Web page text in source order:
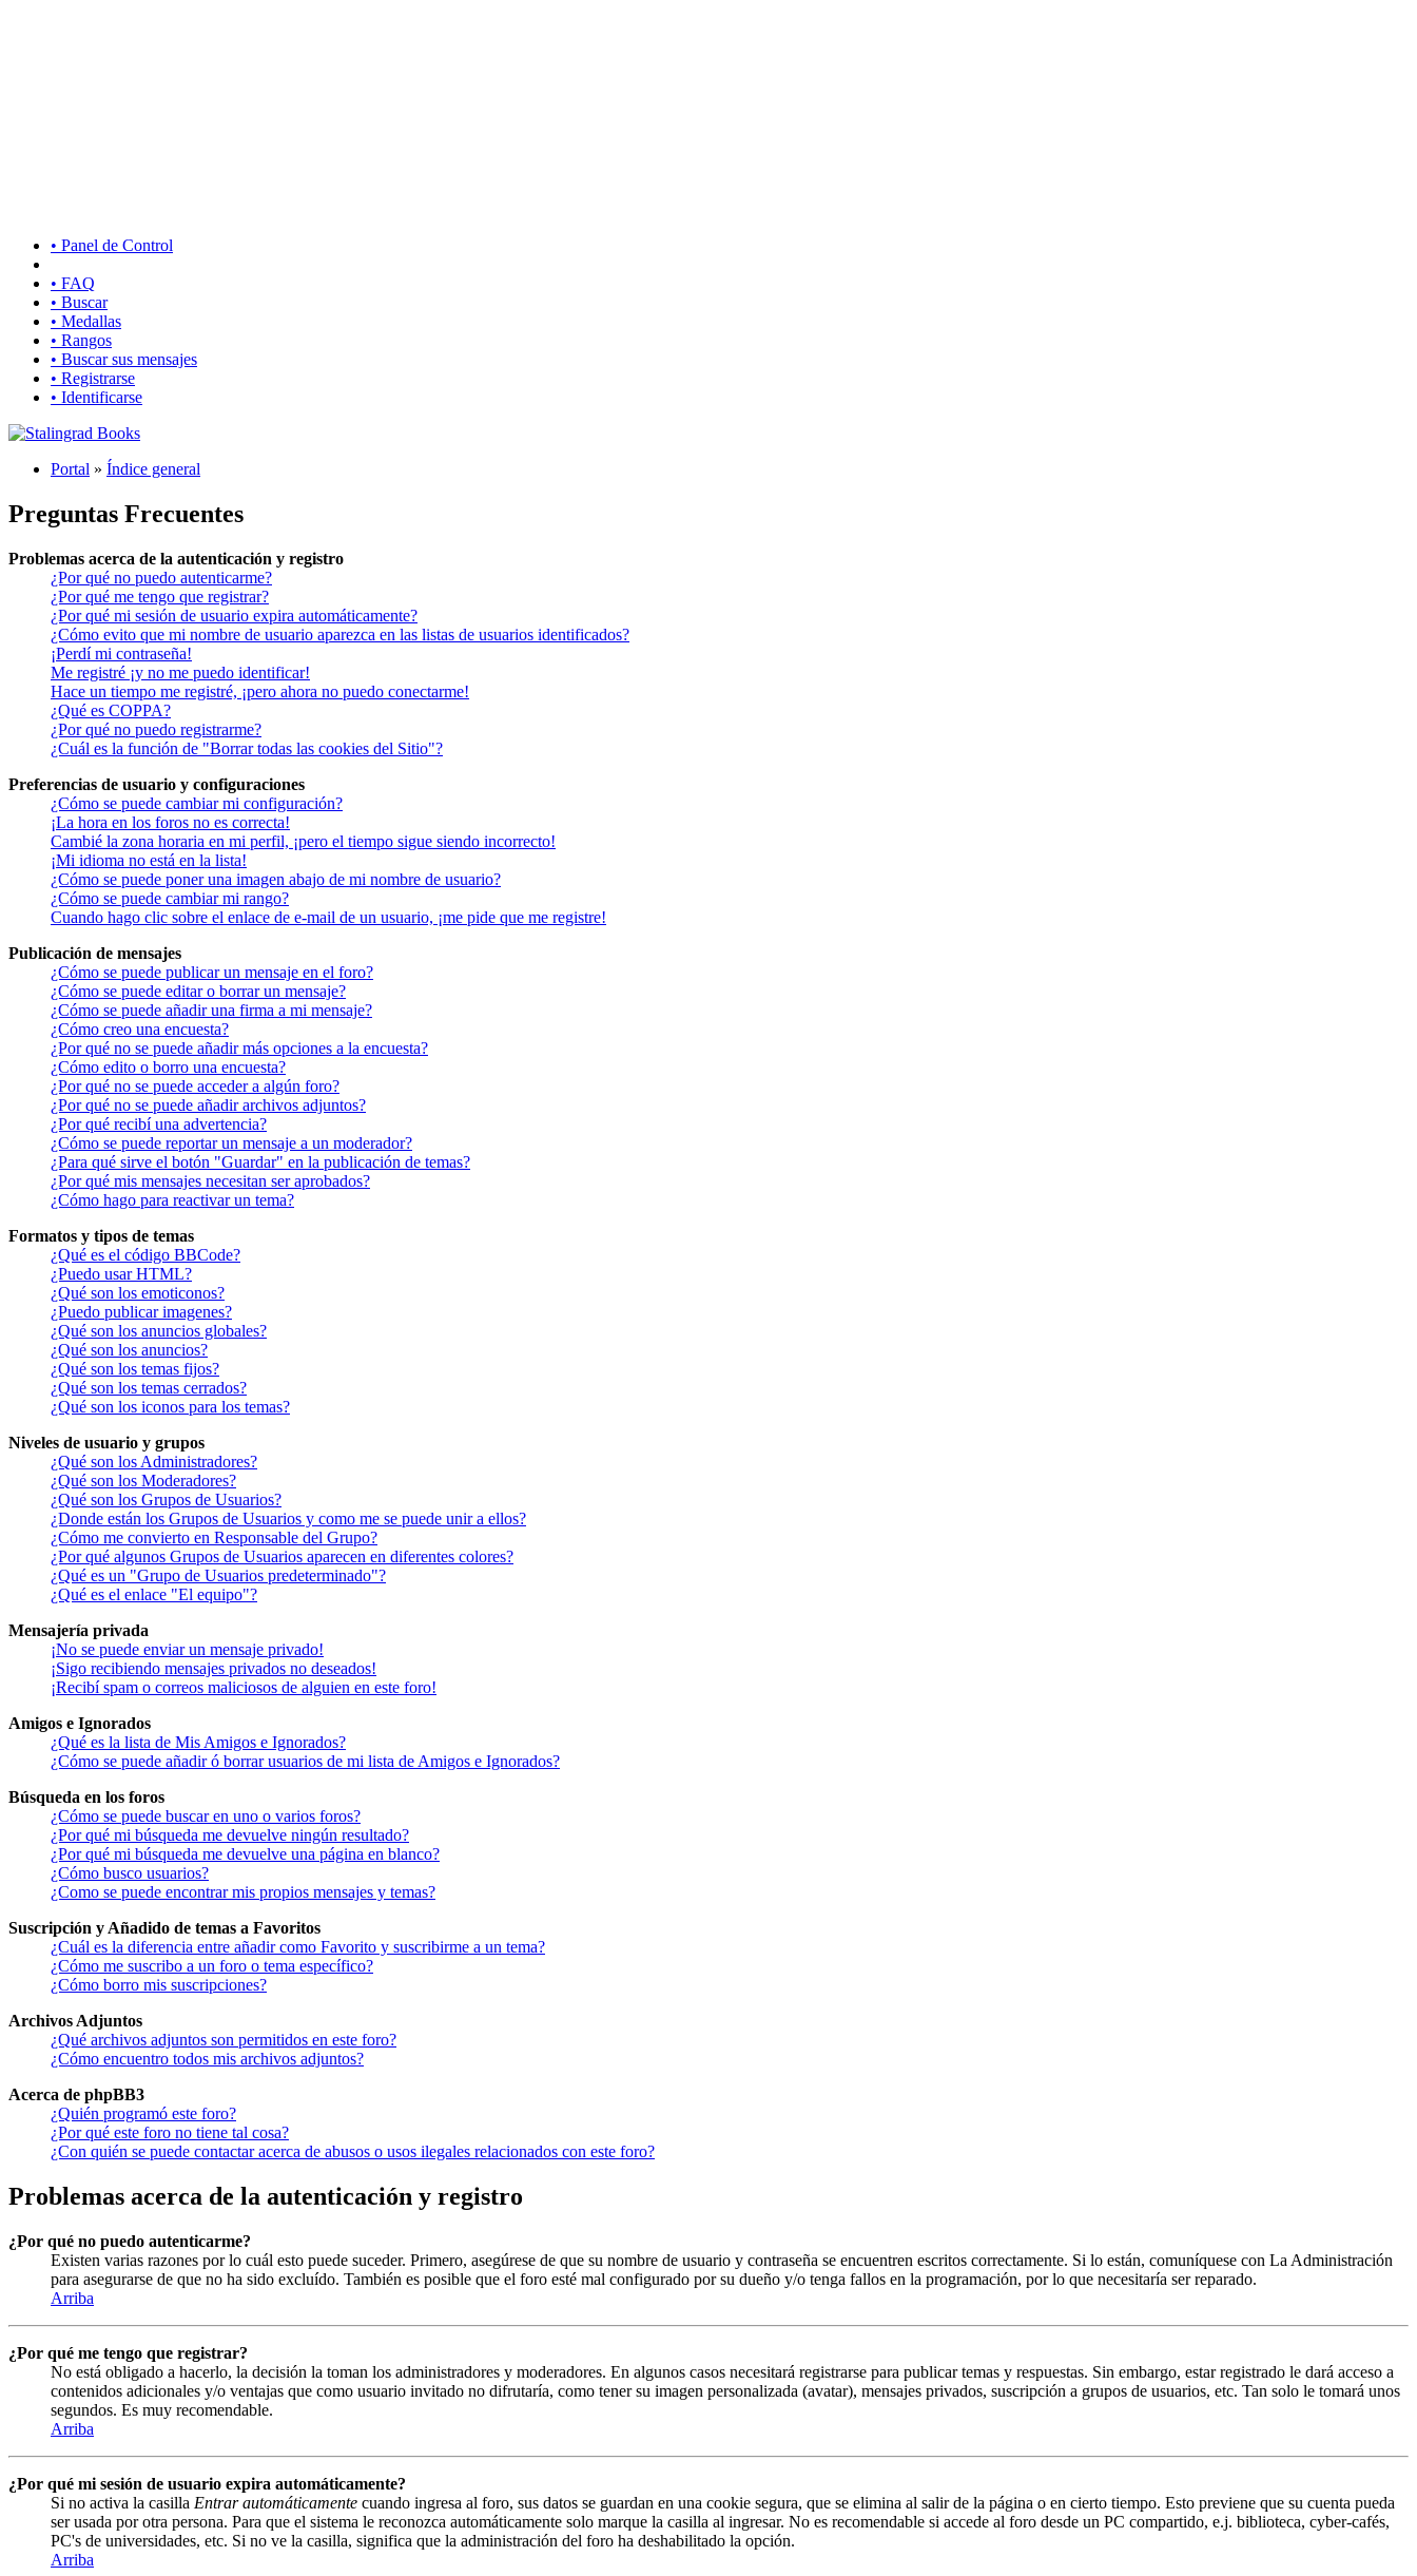
• Panel de Control
• FAQ
• Buscar
• Medallas
• Rangos
• Buscar sus mensajes
• Registrarse
• Identificarse
Portal » Índice general
Preguntas Frecuentes
Problemas acerca de la autenticación y registro
¿Por qué no puedo autenticarme?
¿Por qué me tengo que registrar?
¿Por qué mi sesión de usuario expira automáticamente?
¿Cómo evito que mi nombre de usuario aparezca en las listas de usuarios identificados?
¡Perdí mi contraseña!
Me registré ¡y no me puedo identificar!
Hace un tiempo me registré, ¡pero ahora no puedo conectarme!
¿Qué es COPPA?
¿Por qué no puedo registrarme?
¿Cuál es la función de "Borrar todas las cookies del Sitio"?
Preferencias de usuario y configuraciones
¿Cómo se puede cambiar mi configuración?
¡La hora en los foros no es correcta!
Cambié la zona horaria en mi perfil, ¡pero el tiempo sigue siendo incorrecto!
¡Mi idioma no está en la lista!
¿Cómo se puede poner una imagen abajo de mi nombre de usuario?
¿Cómo se puede cambiar mi rango?
Cuando hago clic sobre el enlace de e-mail de un usuario, ¡me pide que me registre!
Publicación de mensajes
¿Cómo se puede publicar un mensaje en el foro?
¿Cómo se puede editar o borrar un mensaje?
¿Cómo se puede añadir una firma a mi mensaje?
¿Cómo creo una encuesta?
¿Por qué no se puede añadir más opciones a la encuesta?
¿Cómo edito o borro una encuesta?
¿Por qué no se puede acceder a algún foro?
¿Por qué no se puede añadir archivos adjuntos?
¿Por qué recibí una advertencia?
¿Cómo se puede reportar un mensaje a un moderador?
¿Para qué sirve el botón "Guardar" en la publicación de temas?
¿Por qué mis mensajes necesitan ser aprobados?
¿Cómo hago para reactivar un tema?
Formatos y tipos de temas
¿Qué es el código BBCode?
¿Puedo usar HTML?
¿Qué son los emoticonos?
¿Puedo publicar imagenes?
¿Qué son los anuncios globales?
¿Qué son los anuncios?
¿Qué son los temas fijos?
¿Qué son los temas cerrados?
¿Qué son los iconos para los temas?
Niveles de usuario y grupos
¿Qué son los Administradores?
¿Qué son los Moderadores?
¿Qué son los Grupos de Usuarios?
¿Donde están los Grupos de Usuarios y como me se puede unir a ellos?
¿Cómo me convierto en Responsable del Grupo?
¿Por qué algunos Grupos de Usuarios aparecen en diferentes colores?
¿Qué es un "Grupo de Usuarios predeterminado"?
¿Qué es el enlace "El equipo"?
Mensajería privada
¡No se puede enviar un mensaje privado!
¡Sigo recibiendo mensajes privados no deseados!
¡Recibí spam o correos maliciosos de alguien en este foro!
Amigos e Ignorados
¿Qué es la lista de Mis Amigos e Ignorados?
¿Cómo se puede añadir ó borrar usuarios de mi lista de Amigos e Ignorados?
Búsqueda en los foros
¿Cómo se puede buscar en uno o varios foros?
¿Por qué mi búsqueda me devuelve ningún resultado?
¿Por qué mi búsqueda me devuelve una página en blanco?
¿Cómo busco usuarios?
¿Como se puede encontrar mis propios mensajes y temas?
Suscripción y Añadido de temas a Favoritos
¿Cuál es la diferencia entre añadir como Favorito y suscribirme a un tema?
¿Cómo me suscribo a un foro o tema específico?
¿Cómo borro mis suscripciones?
Archivos Adjuntos
¿Qué archivos adjuntos son permitidos en este foro?
¿Cómo encuentro todos mis archivos adjuntos?
Acerca de phpBB3
¿Quién programó este foro?
¿Por qué este foro no tiene tal cosa?
¿Con quién se puede contactar acerca de abusos o usos ilegales relacionados con este foro?
Problemas acerca de la autenticación y registro
¿Por qué no puedo autenticarme?
Existen varias razones por lo cuál esto puede suceder. Primero, asegúrese de que su nombre de usuario y contraseña se encuentren escritos correctamente. Si lo están, comuníquese con La Administración
para asegurarse de que no ha sido excluído. También es posible que el foro esté mal configurado por su dueño y/o tenga fallos en la programación, por lo que necesitaría ser reparado.
Arriba
¿Por qué me tengo que registrar?
No está obligado a hacerlo, la decisión la toman los administradores y moderadores. En algunos casos necesitará registrarse para publicar temas y respuestas. Sin embargo, estar registrado le dará acceso a
contenidos adicionales y/o ventajas que como usuario invitado no difrutaría, como tener su imagen personalizada (avatar), mensajes privados, suscripción a grupos de usuarios, etc. Tan solo le tomará unos
segundos. Es muy recomendable.
Arriba
¿Por qué mi sesión de usuario expira automáticamente?
Si no activa la casilla Entrar automáticamente cuando ingresa al foro, sus datos se guardan en una cookie segura, que se elimina al salir de la página o en cierto tiempo. Esto previene que su cuenta pueda
ser usada por otra persona. Para que el sistema le reconozca automáticamente solo marque la casilla al ingresar. No es recomendable si accede al foro desde un PC compartido, e.j. biblioteca, cyber-cafés,
PC's de universidades, etc. Si no ve la casilla, significa que la administración del foro ha deshabilitado la opción.
Arriba